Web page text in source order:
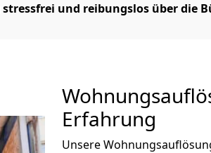
stressfrei und reibungslos über die
Erfahrung
Unsere